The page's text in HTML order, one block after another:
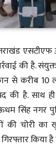
की है.
से करीब 10
की है. साथ
सिंह नगर
चोरी का
किया